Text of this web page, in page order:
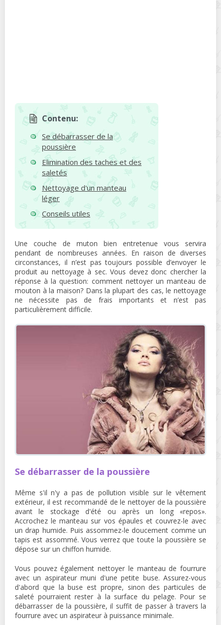
Contenu:
Se débarrasser de la
poussière
Elimination des taches et des
saletés
Nettoyage d'un manteau
léger
Conseils utiles
Une couche de muton bien entretenue vous servira
pendant de nombreuses années. En raison de diverses
circonstances, il n’est pas toujours possible d’envoyer le
produit au nettoyage à sec. Vous devez donc chercher la
réponse à la question: comment nettoyer un manteau de
mouton à la maison? Dans la plupart des cas, le nettoyage
ne nécessite pas de frais importants et n’est pas
particulièrement difficile.
Se débarrasser de la poussière
Même s'il n'y a pas de pollution visible sur le vêtement
extérieur, il est recommandé de le nettoyer de la poussière
avant le stockage d'été ou après un long «repos».
Accrochez le manteau sur vos épaules et couvrez-le avec
un drap humide. Puis assommez-le doucement comme un
tapis est assommé. Vous verrez que toute la poussière se
dépose sur un chiffon humide.
Vous pouvez également nettoyer le manteau de fourrure
avec un aspirateur muni d'une petite buse. Assurez-vous
d'abord que la buse est propre, sinon des particules de
saleté pourraient rester à la surface du pelage. Pour se
débarrasser de la poussière, il suffit de passer à travers la
fourrure avec un aspirateur à puissance minimale.